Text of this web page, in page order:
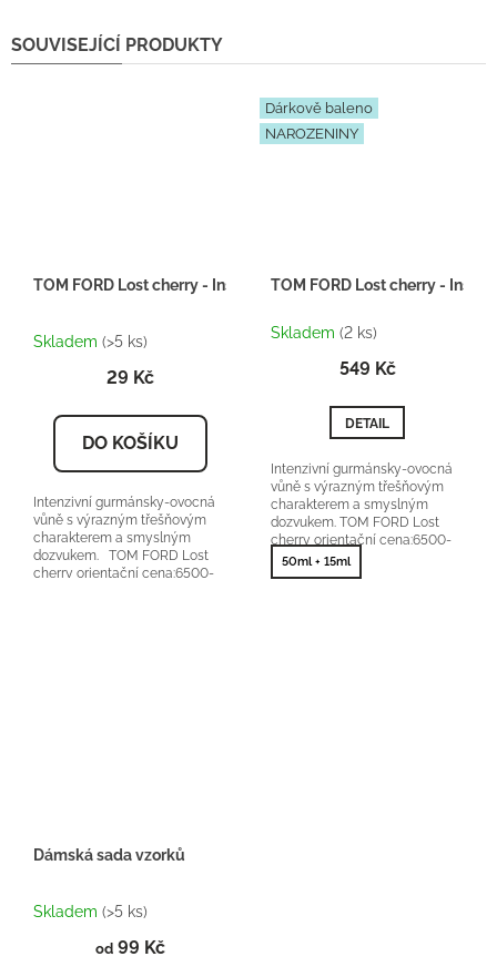
SOUVISEJÍCÍ PRODUKTY
TOM FORD Lost cherry - Inspirace F008 - tester 2ml
hodnocení
je
z
5
Skladem (>5 ks)
29 Kč
DO KOŠÍKU
Intenzivní gurmánsky-ovocná
vůně s výrazným třešňovým
charakterem a smyslným
dozvukem. TOM FORD Lost
cherry orientační cena:6500-
Dárkově baleno
NAROZENINY
TOM FORD Lost cherry -
Skladem (2 ks)
549 Kč
DETAIL
Intenzivní gurmánsky-ovocná
vůně s výrazným třešňovým
charakterem a smyslným
dozvukem. TOM FORD Lost
cherry orientační cena:6500-
9000Kč/100ml 25 % vonné
esence
50ml + 15ml
Dámská sada vzorků
hodnocení
je
Skladem (>5 ks)
od99 Kč